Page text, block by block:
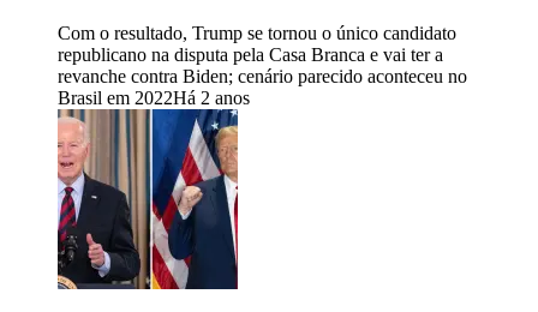
Com o resultado, Trump se tornou o único candidato
republicano na disputa pela Casa Branca e vai ter a
revanche contra Biden; cenário parecido aconteceu no
Brasil em 2022Há 2 anos